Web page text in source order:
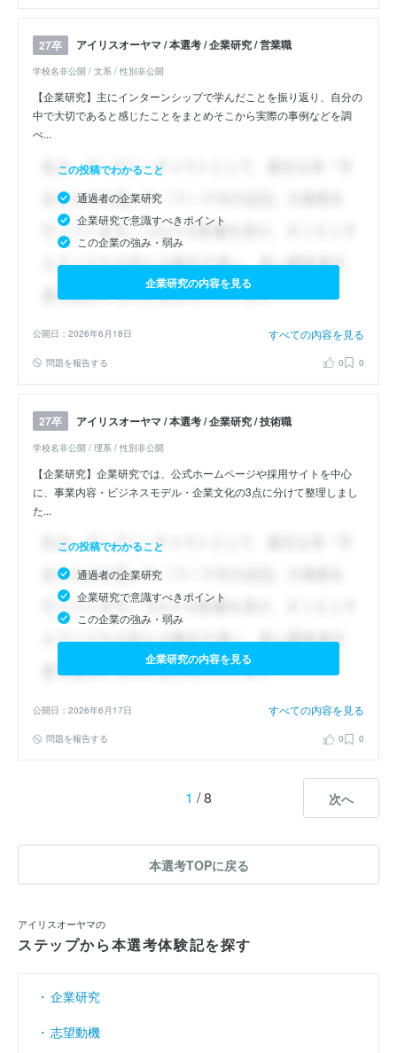
27卒 アイリスオーヤマ / 本選考 / 企業研究 / 営業職
学校名非公開 / 文系 / 性別非公開
【企業研究】主にインターンシップで学んだことを振り返り、自分の
中で大切であると感じたことをまとめそこから実際の事例などを調
べ...
この投稿でわかること
通過者の企業研究
企業研究で意識すべきポイント
この企業の強み・弱み
企業研究の内容を見る
公開日：2026年6月18日 すべての内容を見る
問題を報告する 0 0
27卒 アイリスオーヤマ / 本選考 / 企業研究 / 技術職
学校名非公開 / 理系 / 性別非公開
【企業研究】企業研究では、公式ホームページや採用サイトを中心
に、事業内容・ビジネスモデル・企業文化の3点に分けて整理しまし
た...
この投稿でわかること
通過者の企業研究
企業研究で意識すべきポイント
この企業の強み・弱み
企業研究の内容を見る
公開日：2026年6月17日 すべての内容を見る
問題を報告する 0 0
1 / 8 次へ
本選考TOPに戻る
アイリスオーヤマの
ステップから本選考体験記を探す
企業研究
志望動機